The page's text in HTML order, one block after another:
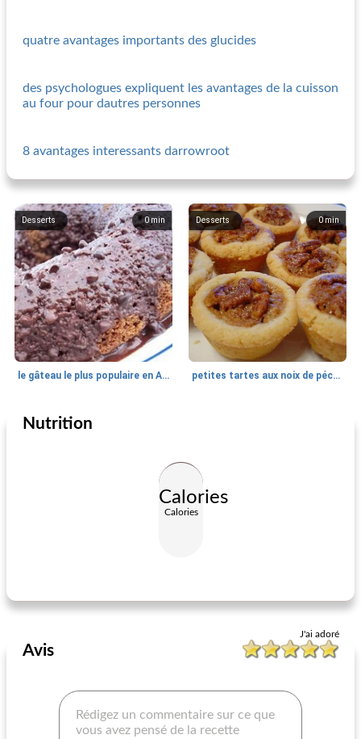
quatre avantages importants des glucides
des psychologues expliquent les avantages de la cuisson
au four pour dautres personnes
8 avantages interessants darrowroot
0 min
Desserts
le gâteau le plus populaire en Amérique
0 min
Desserts
petites tartes aux noix de pécan
Desserts
Nutrition
Calories
Calories
J'ai adoré
Avis